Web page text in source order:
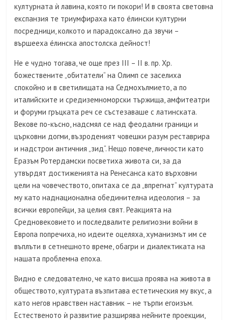
културната ѝ лавина, която ги покори! И в своята световна
експанзия те триумфираха като éлински културни
посредници, колкото и парадоксално да звучи –
вършееха éлинска апостолска дейност!
Не е чудно тогава, че още през III – II в. пр. Хр.
божествените „обитатели“ на Олимп се заселиха
спокойно и в светилищата на Седмохълмието, а по
италийските и средиземноморски тържища, амфитеатри
и форуми гръцката реч се състезаваше с латинската.
Векове по-късно, надсмял се над феодални граници и
църковни догми, възроденият човешки разум реставрира
и надстрои античния „зид“. Нещо повече, личности като
Еразъм Ротердамски посветиха живота си, за да
утвърдят достиженията на Ренесанса като върховни
цели на човечеството, опитаха се да „впрегнат“ културата
му като наднационална обединителна идеология – за
всички европейци, за целия свят. Реакцията на
Средновековието и последвалите религиозни войни в
Европа попречиха, но идеите оцеляха, хуманизмът им се
въплъти в сетнешното време, обагри и диалектиката на
нашата проблемна епоха.
Видно е следователно, че като висша проява на живота в
обществото, културата възпитава естетическия му вкус, а
като негов нравствен наставник – не търпи егоизъм.
Естественото ѝ развитие разширява нейните проекции,